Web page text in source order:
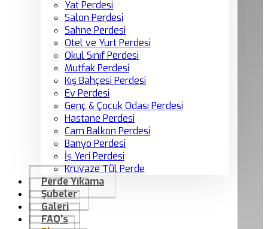
Yat Perdesi
Salon Perdesi
Sahne Perdesi
Otel ve Yurt Perdesi
Okul Sınıf Perdesi
Mutfak Perdesi
Kış Bahçesi Perdesi
Ev Perdesi
Genç & Çocuk Odası Perdesi
Hastane Perdesi
Cam Balkon Perdesi
Banyo Perdesi
İş Yeri Perdesi
Kruvaze Tül Perde
Perde Yıkama
Şubeler
Galeri
FAQ’s